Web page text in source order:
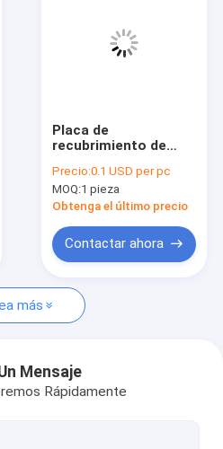
Placa de
recubrimiento de
equipos de curado
totalmente
personalizable
Precio:0.1 USD per pc
MOQ:1 pieza
Obtenga el último precio
Contactar ahora
más
Mensaje
Rápidamente